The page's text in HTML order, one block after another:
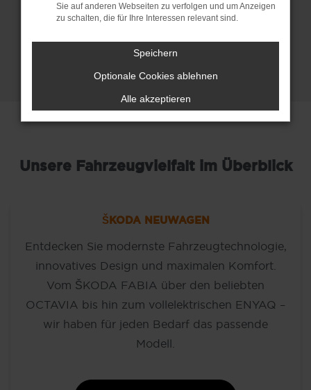
Stadtflitzer bis zum geräumigen Familien-SUV.
Servicetermin vereinbaren
Kontakt & Öffnungszeiten
Unsere Fahrzeugvielfalt im Überblick
ŠKODA NEUWAGEN
Entdecken Sie modernste Fahrzeugtechnologie,
innovatives Design und maximalen Komfort.
Vom ŠKODA FABIA über den beliebten
OCTAVIA bis hin zum vollelektrischen ENYAQ –
wir haben für jeden Bedarf das passende
Modell.
Sie auf anderen Webseiten zu verfolgen und um Anzeigen
zu schalten, die für Ihre Interessen relevant sind.
Speichern
Optionale Cookies ablehnen
Alle akzeptieren